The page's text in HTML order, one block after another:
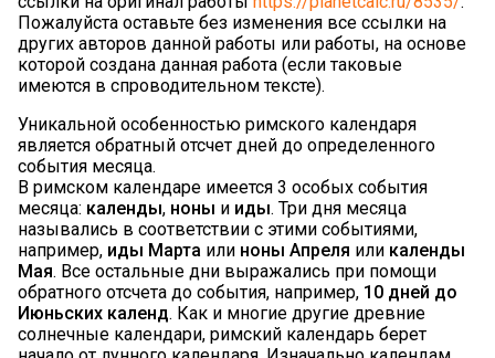
Пожалуйста оставьте без изменения все ссылки на
других авторов данной работы или работы, на основе
которой создана данная работа (если таковые
имеются в спроводительном тексте).
Уникальной особенностью римского календаря
является обратный отсчет дней до определенного
события месяца.
В римском календаре имеется 3 особых события
месяца: календы, ноны и иды. Три дня месяца
назывались в соответствии с этими событиями,
например, иды Марта или ноны Апреля или календы
Мая. Все остальные дни выражались при помощи
обратного отсчета до события, например, 10 дней до
Июньских календ. Как и многие другие древние
солнечные календари, римский календарь берет